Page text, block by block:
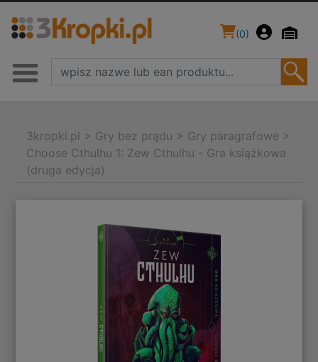
(0)
3kropki.pl > Gry bez prądu > Gry paragrafowe >
Choose Cthulhu 1: Zew Cthulhu - Gra książkowa
(druga edycja)